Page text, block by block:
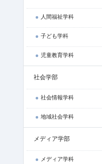
人間福祉学科
子ども学科
児童教育学科
社会学部
社会情報学科
地域社会学科
メディア学部
メディア学科